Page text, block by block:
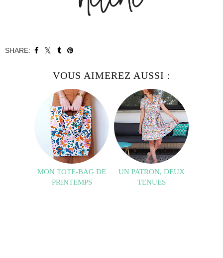
SHARE:
VOUS AIMEREZ AUSSI :
MON TOTE-BAG DE
PRINTEMPS
UN PATRON, DEUX
TENUES